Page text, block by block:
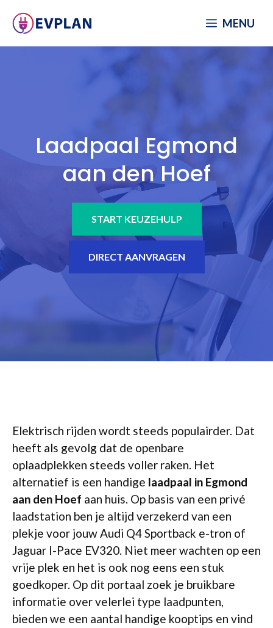
naar
MENU
Laadpaal Egmond
aan den Hoef
START KEUZEHULP
DIRECT AANVRAGEN
Elektrisch rijden wordt steeds populairder. Dat
heeft als gevolg dat de openbare
oplaadplekken steeds voller raken. Het
alternatief is een handige laadpaal in Egmond
aan den Hoef aan huis. Op basis van een privé
laadstation ben je altijd verzekerd van een
plekje voor jouw Audi Q4 Sportback e-tron of
Jaguar I-Pace EV320. Niet meer wachten op een
vrije plek en het is ook nog eens een stuk
goedkoper. Op dit portaal zoek je bruikbare
informatie over velerlei type laadpunten,
bieden we een aantal handige kooptips en vind